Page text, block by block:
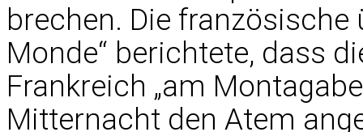
brechen. Die französische
Monde“ berichtete, dass
Frankreich „am
Mitternacht den Atem